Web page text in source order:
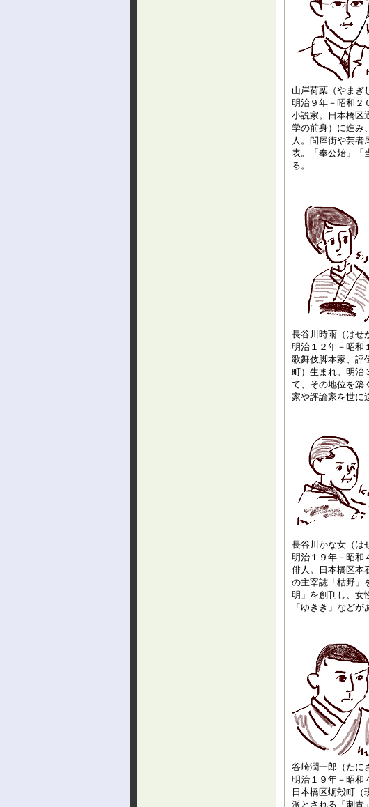
山岸荷葉（やまぎ
明治９年－昭和２
小説家。日本橋区
学の前身）に進み
人。問屋街や芸者
表。「奉公始」「
る。
長谷川時雨（はせ
明治１２年－昭和
歌舞伎脚本家、評
町）生まれ。明治
て、その地位を築
家や評論家を世に
長谷川かな女（は
明治１９年－昭和
俳人。日本橋区本
の主宰誌「枯野」
明」を創刊し、女
「ゆきき」などが
谷崎潤一郎（たに
明治１９年－昭和
日本橋区蛎殻町（
派とされる「刺青